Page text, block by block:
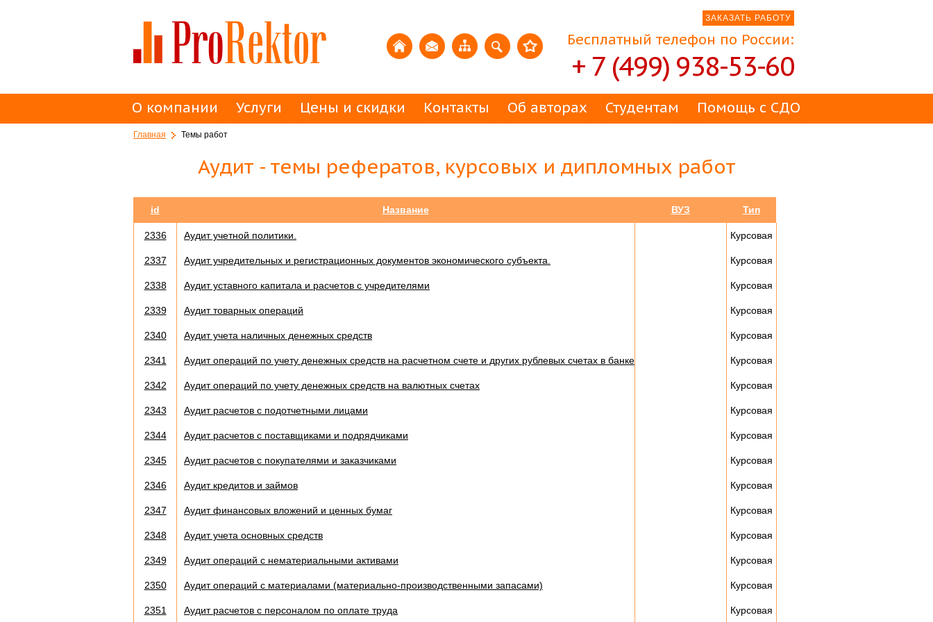
ЗАКАЗАТЬ РАБОТУ
Бесплатный телефон по России:
+ 7 (499) 938-53-60
О компании Услуги Цены и скидки Контакты Об авторах Студентам Помощь с СДО
Главная Темы работ
Аудит - темы рефератов, курсовых и дипломных работ
id Название ВУЗ Тип
2336 Аудит учетной политики. Курсовая
2337 Аудит учредительных и регистрационных документов экономического субъекта. Курсовая
2338 Аудит уставного капитала и расчетов с учредителями Курсовая
2339 Аудит товарных операций Курсовая
2340 Аудит учета наличных денежных средств Курсовая
2341 Аудит операций по учету денежных средств на расчетном счете и других рублевых счетах в банке Курсовая
2342 Аудит операций по учету денежных средств на валютных счетах Курсовая
2343 Аудит расчетов с подотчетными лицами Курсовая
2344 Аудит расчетов с поставщиками и подрядчиками Курсовая
2345 Аудит расчетов с покупателями и заказчиками Курсовая
2346 Аудит кредитов и займов Курсовая
2347 Аудит финансовых вложений и ценных бумаг Курсовая
2348 Аудит учета основных средств Курсовая
2349 Аудит операций с нематериальными активами Курсовая
2350 Аудит операций с материалами (материально-производственными запасами) Курсовая
2351 Аудит расчетов с персоналом по оплате труда Курсовая